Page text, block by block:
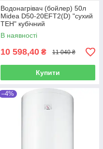
Водонагрівач (бойлер) 50л
Midea D50-20EFT2(D) "сухий
ТЕН" кубічний
В наявності
10 598,40 ₴ 11 040 ₴
Купити
–4%